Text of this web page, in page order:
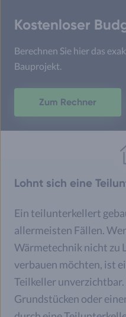
Kostenloser
Berechnen Sie hier das
Bauprojekt.
Zum Rechner
Lohnt sich eine
Ein teilunterkellert
allermeisten Fällen.
Wärmetechnik nicht zu
verbauen möchten, ist
Teilkeller
Grundstücken oder